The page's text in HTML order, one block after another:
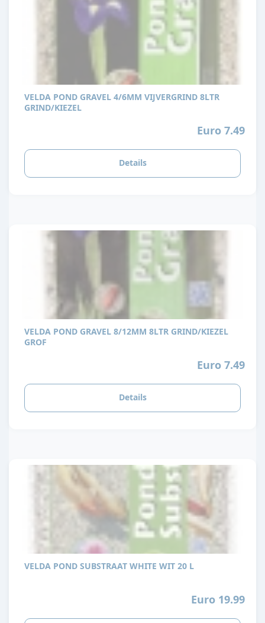
VELDA POND GRAVEL 4/6MM VIJVERGRIND 8LTR
GRIND/KIEZEL
Euro 7.49
Details
VELDA POND GRAVEL 8/12MM 8LTR GRIND/KIEZEL
GROF
Euro 7.49
Details
VELDA POND SUBSTRAAT WHITE WIT 20 L
Euro 19.99